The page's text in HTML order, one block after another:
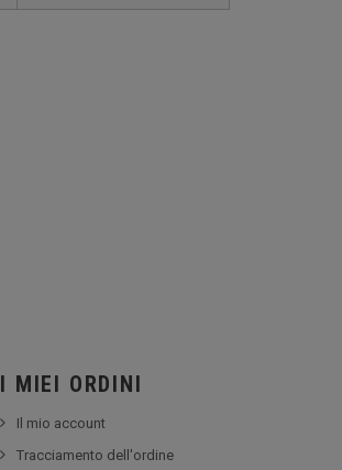
I MIEI ORDINI
Il mio account
Tracciamento dell'ordine